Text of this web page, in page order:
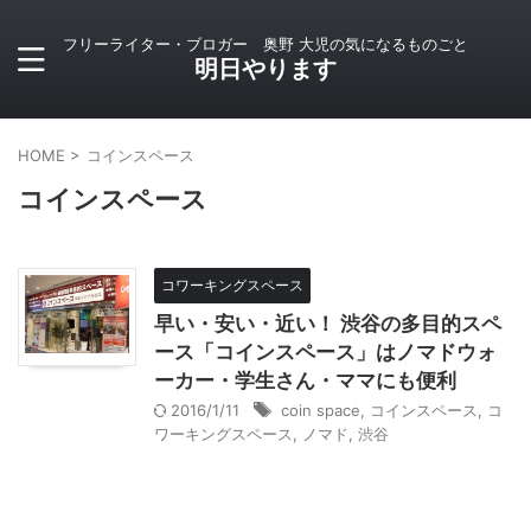
フリーライター・ブロガー 奥野 大児の気になるものごと
明日やります
HOME > コインスペース
コインスペース
コワーキングスペース
早い・安い・近い！ 渋谷の多目的スペ
ース「コインスペース」はノマドウォ
ーカー・学生さん・ママにも便利
2016/1/11 coin space コインスペース
コ
ワーキングスペース
ノマド 渋谷